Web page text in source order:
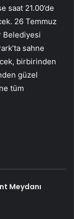
saat 21.00’de
26 Temmuz
Belediyesi
sahne
birbirinden
güzel
tüm
Meydanı